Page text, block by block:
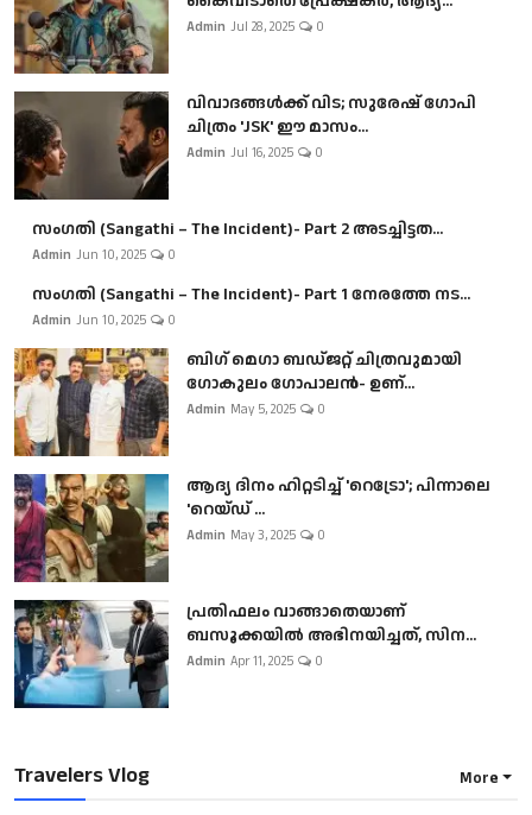
Admin Jul 28, 2025 0
വിവാദങ്ങൾക്ക് വിട; സുരേഷ് ഗോപി
ചിത്രം 'JSK' ഈ മാസം...
Admin Jul 16, 2025 0
സംഗതി (Sangathi – The Incident)- Part 2 അടച്ചിട്ടത...
Admin Jun 10, 2025 0
സംഗതി (Sangathi – The Incident)- Part 1 നേരത്തേ നട...
Admin Jun 10, 2025 0
ബി​ഗ് മെഗാ ബഡ്ജറ്റ് ചിത്രവുമായി
ഗോകുലം ഗോപാലൻ- ഉണ്...
Admin May 5, 2025 0
ആദ്യ ദിനം ഹിറ്റടിച്ച് 'റെട്രോ'; പിന്നാലെ
'റെയ്ഡ് ...
Admin May 3, 2025 0
പ്രതിഫലം വാങ്ങാതെയാണ്
ബസൂക്കയില്‍ അഭിനയിച്ചത്, സിന...
Admin Apr 11, 2025 0
Travelers Vlog More